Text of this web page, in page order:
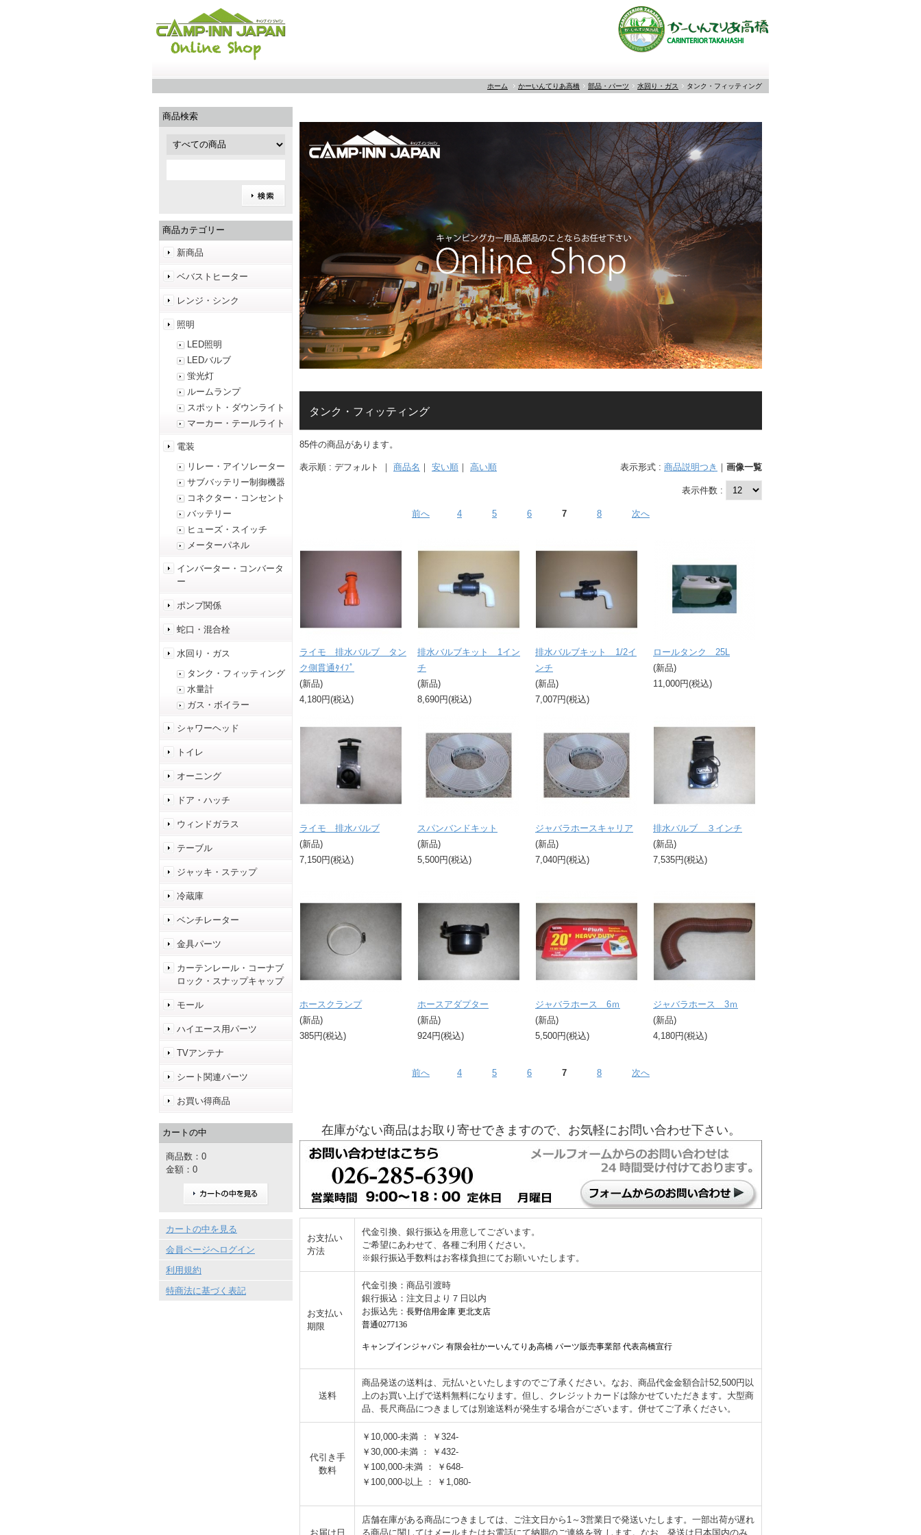
ホーム かーいんてりあ高橋 部品・パーツ 水回り・ガス タンク・フィッティング
タンク・フィッティング
85件の商品があります。
表示順 : デフォルト ｜ 商品名 ｜ 安い順 ｜ 高い順 表示形式 : 商品説明つき ｜ 画像一覧
表示件数 :
前へ 4 5 6 7 8 次へ
ライモ 排水バルブ タン
ク側貫通ﾀｲﾌﾟ
(新品)
4,180円(税込)
排水バルブキット 1イン
チ
(新品)
8,690円(税込)
排水バルブキット 1/2イ
ンチ
(新品)
7,007円(税込)
ロールタンク 25L
(新品)
11,000円(税込)
ライモ 排水バルブ
(新品)
7,150円(税込)
スパンバンドキット
(新品)
5,500円(税込)
ジャバラホースキャリア
(新品)
7,040円(税込)
排水バルブ ３インチ
(新品)
7,535円(税込)
ホースクランプ
(新品)
385円(税込)
ホースアダプター
(新品)
924円(税込)
ジャバラホース 6ｍ
(新品)
5,500円(税込)
ジャバラホース 3ｍ
(新品)
4,180円(税込)
前へ 4 5 6 7 8 次へ
在庫がない商品はお取り寄せできますので、お気軽にお問い合わせ下さい。
お支払い
方法
代金引換、銀行振込を用意してございます。
ご希望にあわせて、各種ご利用ください。
※銀行振込手数料はお客様負担にてお願いいたします。
お支払い
期限
代金引換：商品引渡時
銀行振込：注文日より７日以内
お振込先： 長野信用金庫 更北支店
普通0277136
キャンプインジャパン 有限会社かーいんてりあ高橋 パーツ販売事業部 代表高橋宣行
送料
商品発送の送料は、元払いといたしますのでご了承ください。なお、商品代金金額合計52,500円以
上のお買い上げで送料無料になります。但し、クレジットカードは除かせていただきます。大型商
品、長尺商品につきましては別途送料が発生する場合がございます。併せてご了承ください。
代引き手
数料
￥10,000-未満 ： ￥324-
￥30,000-未満 ： ￥432-
￥100,000-未満 ： ￥648-
￥100,000-以上 ： ￥1,080-
お届け日
店舗在庫がある商品につきましては、ご注文日から1～3営業日で発送いたします。一部出荷が遅れ
る商品に関してはメールまたはお電話にて納期のご連絡を致 します。なお、発送は日本国内のみ
商品検索
商品カテゴリー
新商品
ベバストヒーター
レンジ・シンク
照明
LED照明
LEDバルブ
蛍光灯
ルームランプ
スポット・ダウンライト
マーカー・テールライト
電装
リレー・アイソレーター
サブバッテリー制御機器
コネクター・コンセント
バッテリー
ヒューズ・スイッチ
メーターパネル
インバーター・コンバータ
ー
ポンプ関係
蛇口・混合栓
水回り・ガス
タンク・フィッティング
水量計
ガス・ボイラー
シャワーヘッド
トイレ
オーニング
ドア・ハッチ
ウィンドガラス
テーブル
ジャッキ・ステップ
冷蔵庫
ベンチレーター
金具パーツ
カーテンレール・コーナブ
ロック・スナップキャップ
モール
ハイエース用パーツ
TVアンテナ
シート関連パーツ
お買い得商品
カートの中
商品数：0
金額：0
カートの中を見る
会員ページへログイン
利用規約
特商法に基づく表記